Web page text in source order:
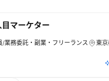
マーケター
/業務委託・副業・フリーランス 東